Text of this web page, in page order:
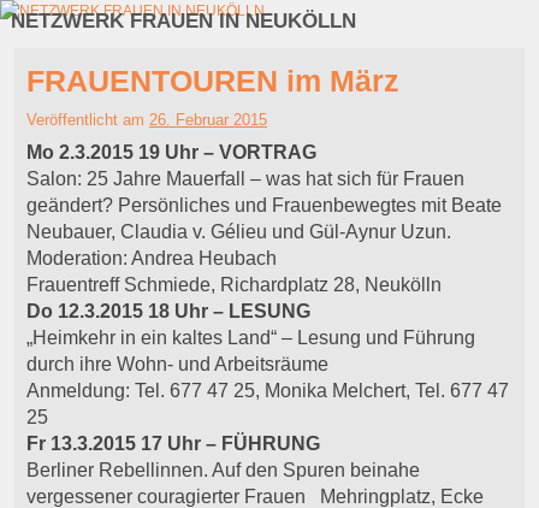
NETZWERK FRAUEN IN NEUKÖLLN
Zum Inhalt wechseln
Zum sekundären Inhalt wechseln
FRAUENTOUREN im März
Veröffentlicht am 26. Februar 2015
Mo 2.3.2015 19 Uhr – VORTRAG
Salon: 25 Jahre Mauerfall – was hat sich für Frauen
geändert? Persönliches und Frauenbewegtes mit Beate
Neubauer, Claudia v. Gélieu und Gül-Aynur Uzun.
Moderation: Andrea Heubach
Frauentreff Schmiede, Richardplatz 28, Neukölln
Do 12.3.2015 18 Uhr – LESUNG
„Heimkehr in ein kaltes Land“ – Lesung und Führung
durch ihre Wohn- und Arbeitsräume
Anmeldung: Tel. 677 47 25, Monika Melchert, Tel. 677 47
25
Fr 13.3.2015 17 Uhr – FÜHRUNG
Berliner Rebellinnen. Auf den Spuren beinahe
vergessener couragierter Frauen Mehringplatz, Ecke